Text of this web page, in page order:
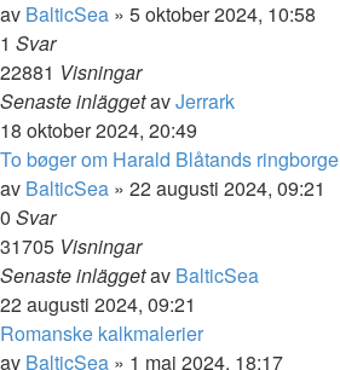
av BalticSea » 5 oktober 2024, 10:58
1 Svar
22881 Visningar
Senaste inläggetavJerrark
18 oktober 2024, 20:49
To bøger om Harald Blåtands ringborge
av BalticSea » 22 augusti 2024, 09:21
0 Svar
31705 Visningar
Senaste inläggetav BalticSea
22 augusti 2024, 09:21
Romanske kalkmalerier
av BalticSea » 1 maj 2024, 18:17